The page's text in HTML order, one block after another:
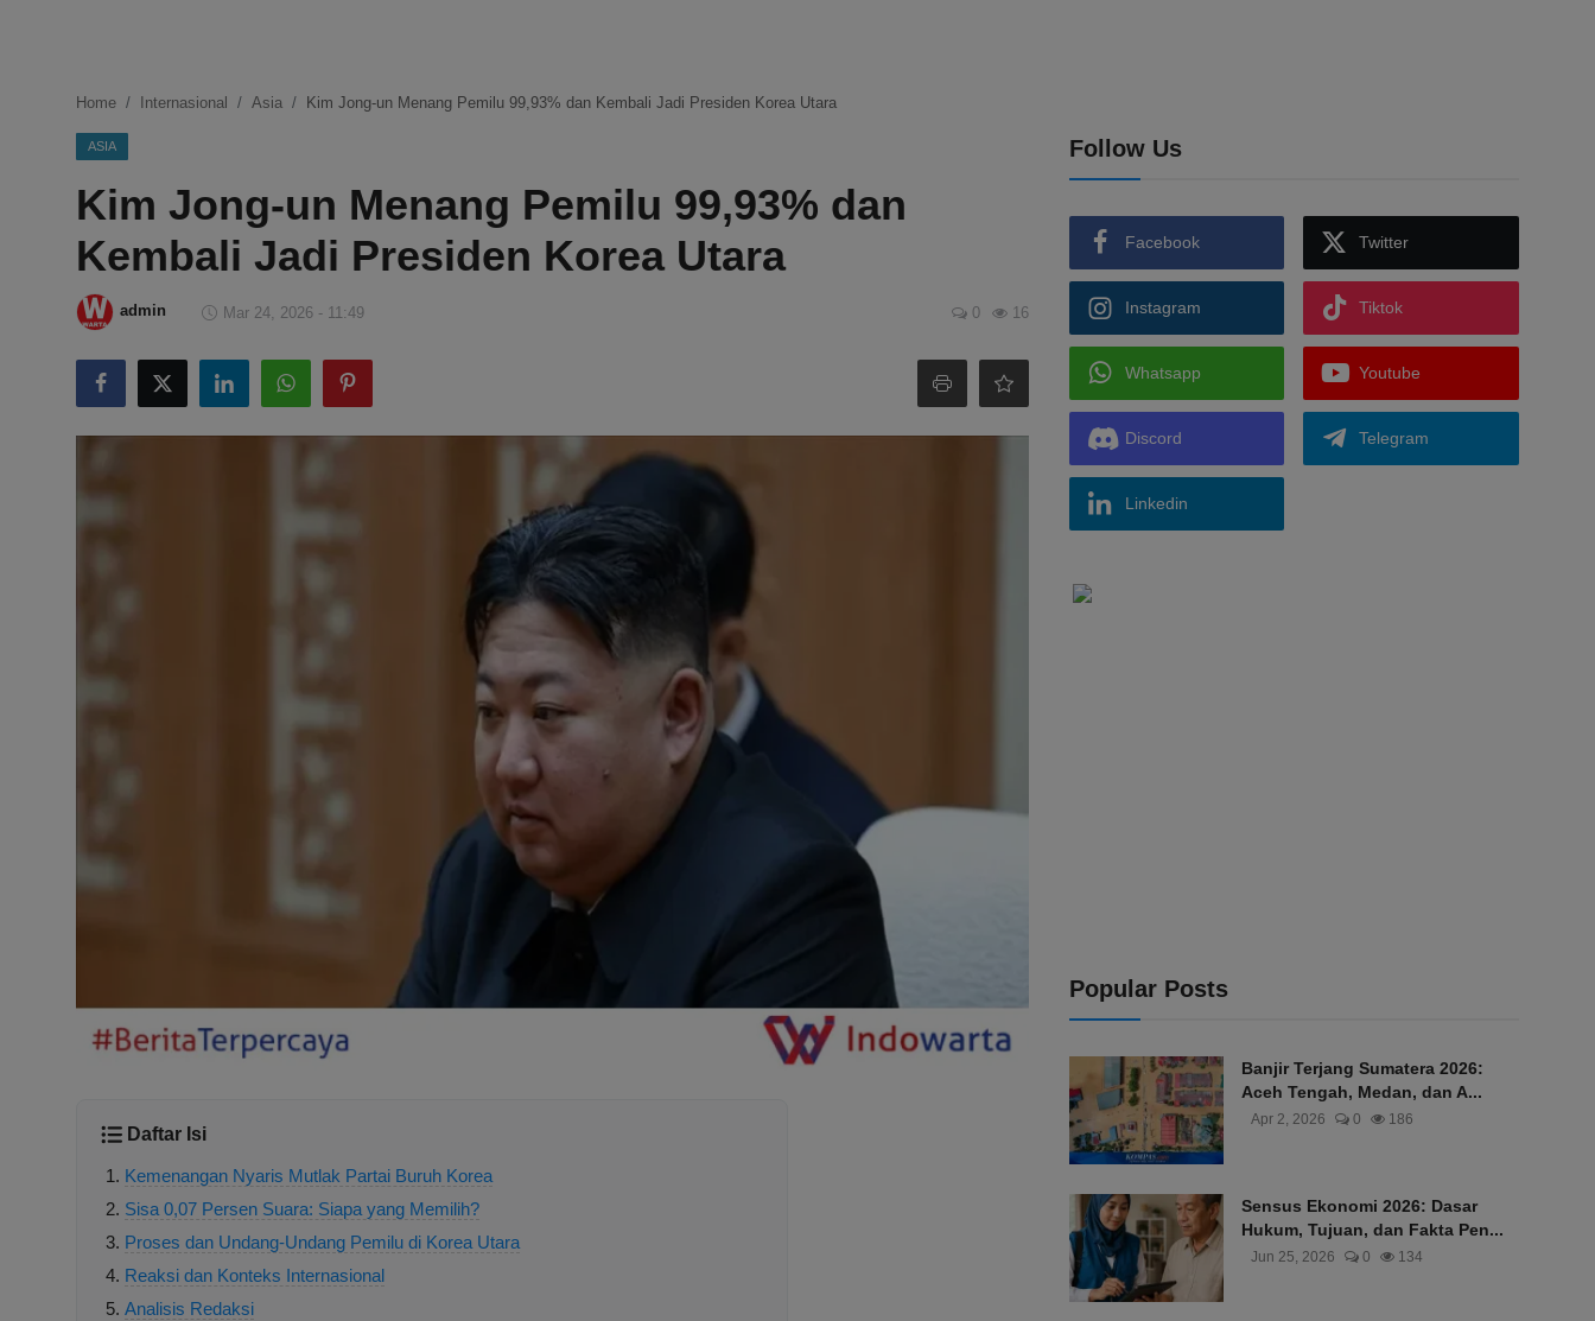
Ekonomi
Internasional
Teknologi
Hiburan
Kesehatan
Home Internasional Asia Kim Jong-un Menang Pemilu 99,93% dan Kembali Jadi Presiden Korea Utara
ASIA
Kim Jong-un Menang Pemilu 99,93% dan
Kembali Jadi Presiden Korea Utara
admin Mar 24, 2026 - 11:49 0 16
Daftar Isi
Kemenangan Nyaris Mutlak Partai Buruh Korea
Sisa 0,07 Persen Suara: Siapa yang Memilih?
Proses dan Undang-Undang Pemilu di Korea Utara
Reaksi dan Konteks Internasional
Analisis Redaksi
Follow Us
Facebook Twitter
Instagram Tiktok
Whatsapp Youtube
Discord Telegram
Linkedin
Popular Posts
Banjir Terjang Sumatera 2026:
Aceh Tengah, Medan, dan A...
Apr 2, 2026 0 186
Sensus Ekonomi 2026: Dasar
Hukum, Tujuan, dan Fakta Pen...
Jun 25, 2026 0 134